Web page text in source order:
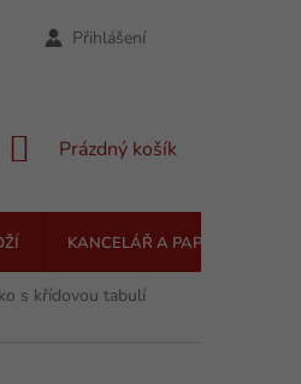
Přihlášení
NÁKUPNÍ
Prázdný košík
KANCELÁŘ A PAPÍRNICTVÍ
s křídovou tabulí